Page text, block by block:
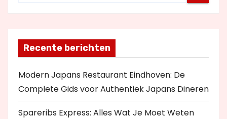
Recente berichten
Modern Japans Restaurant Eindhoven: De
Complete Gids voor Authentiek Japans Dineren
Spareribs Express: Alles Wat Je Moet Weten